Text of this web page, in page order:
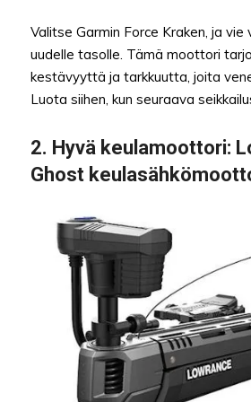
Valitse Garmin Force Kraken, ja vie
uudelle tasolle. Tämä moottori
kestävyyttä ja tarkkuutta, joita
Luota siihen, kun seuraava
2. Hyvä keulamoottori:
Ghost